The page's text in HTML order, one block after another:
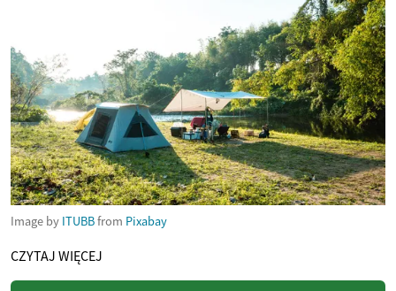
Image by ITUBBfrom Pixabay
CZYTAJ WIĘCEJ